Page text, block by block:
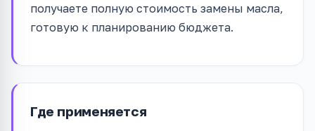
получаете полную стоимость замены масла,
готовую к планированию бюджета.
Где применяется